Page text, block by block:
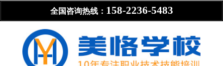
全国咨询热线： 158-2236-5483